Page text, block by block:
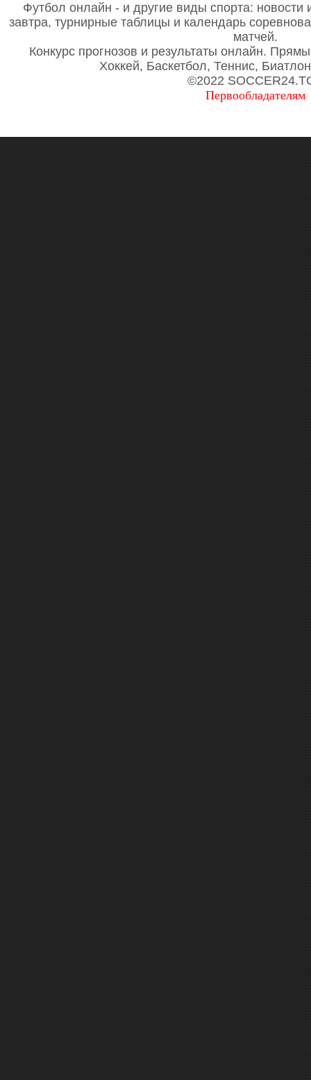
Футбол онлайн - и другие виды спорта: новости
завтра, турнирные таблицы и календарь
матчей.
Конкурс прогнозов и результаты онлайн.
Хоккей, Баскетбол, Теннис,
©2022
Первообладателям